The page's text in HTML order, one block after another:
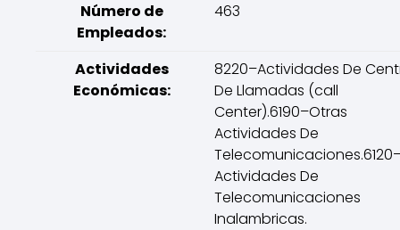
Número de
Empleados:
463
Actividades
Económicas:
8220–Actividades De
De Llamadas (call
Center).6190–Otras
Actividades De
Actividades De
Telecomunicaciones
Inalambricas.